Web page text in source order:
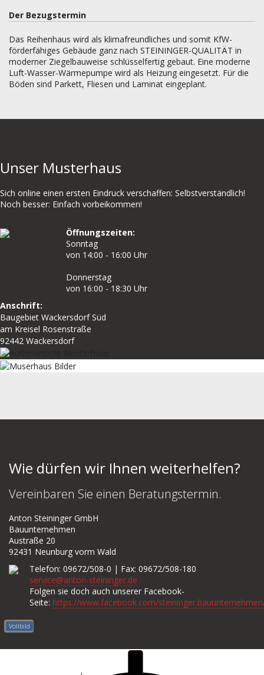
Der Bezugstermin
Das Reihenhaus wird als klimafreundliches und somit KfW-
förderfähiges Gebäude ganz nach STEININGER-QUALITÄT in
moderner Ziegelbauweise schlüsselfertig gebaut. Eine moderne
Luft-Wasser-Wärmepumpe wird als Heizung eingesetzt. Für die
Böden sind Parkett, Fliesen und Laminat eingeplant.
Unser Musterhaus
Sich online einen ersten Eindruck verschaffen: Selbstverständlich!
Noch besser: Einfach vorbeikommen!
Öffnungszeiten:
Sonntag
von 14:00 - 16:00 Uhr
Donnerstag
von 16:00 - 18:30 Uhr
Anschrift:
Baugebiet Wackersdorf Süd
am Kreisel Rosenstraße
92442 Wackersdorf
Wie dürfen wir Ihnen weiterhelfen?
Vereinbaren Sie einen Beratungstermin.
Anton Steininger GmbH
Bauunternehmen
Austraße 20
92431 Neunburg vorm Wald
Telefon: 09672/508-0 | Fax: 09672/508-180
service@anton-steininger.de
Folgen sie doch auch unserer Facebook-
Seite: https://www.facebook.com/
Vollbild